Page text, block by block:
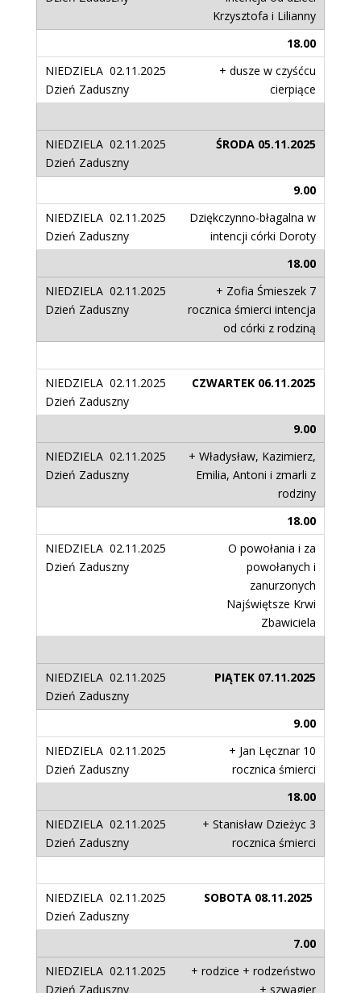
Krzysztofa i Lilianny
18.00
+ dusze w czyśćcu
cierpiące
ŚRODA 05.11.2025
9.00
Dziękczynno-błagalna w
intencji córki Doroty
18.00
+ Zofia Śmieszek 7
rocznica śmierci intencja
od córki z rodziną
CZWARTEK 06.11.2025
9.00
+ Władysław, Kazimierz,
Emilia, Antoni i zmarli z
rodziny
18.00
O powołania i za
powołanych i
zanurzonych
Najświętsze Krwi
Zbawiciela
PIĄTEK 07.11.2025
9.00
+ Jan Lęcznar 10
rocznica śmierci
18.00
+ Stanisław Dzieżyc 3
rocznica śmierci
SOBOTA 08.11.2025
7.00
+ rodzice + rodzeństwo
+ szwagier